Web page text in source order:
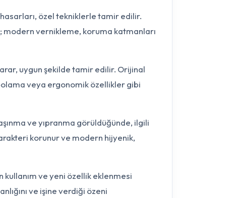
özel tekniklerle tamir edilir.
modern vernikleme, koruma katmanları
uygun şekilde tamir edilir. Orijinal
veya ergonomik özellikler gibi
ve yıpranma görüldüğünde, ilgili
korunur ve modern hijyenik,
kullanım ve yeni özellik eklenmesi
ve işine verdiği özeni